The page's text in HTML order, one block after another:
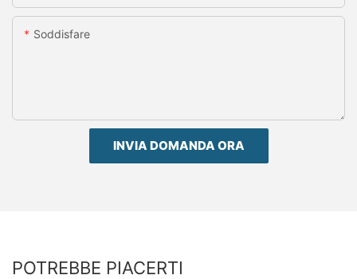
Soddisfare
INVIA DOMANDA ORA
POTREBBE PIACERTI